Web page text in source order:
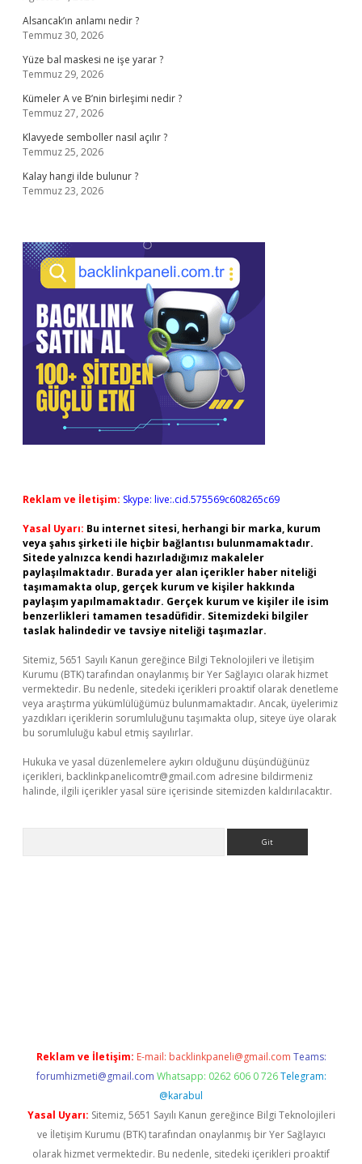
Alsancak’ın anlamı nedir ?
Temmuz 30, 2026
Yüze bal maskesi ne işe yarar ?
Temmuz 29, 2026
Kümeler A ve B’nin birleşimi nedir ?
Temmuz 27, 2026
Klavyede semboller nasıl açılır ?
Temmuz 25, 2026
Kalay hangi ilde bulunur ?
Temmuz 23, 2026
Reklam ve İletişim: Skype: live:.cid.575569c608265c69
Yasal Uyarı: Bu internet sitesi, herhangi bir marka, kurum
veya şahıs şirketi ile hiçbir bağlantısı bulunmamaktadır.
Sitede yalnızca kendi hazırladığımız makaleler
paylaşılmaktadır. Burada yer alan içerikler haber niteliği
taşımamakta olup, gerçek kurum ve kişiler hakkında
paylaşım yapılmamaktadır. Gerçek kurum ve kişiler ile isim
benzerlikleri tamamen tesadüfidir. Sitemizdeki bilgiler
taslak halindedir ve tavsiye niteliği taşımazlar.
Sitemiz, 5651 Sayılı Kanun gereğince Bilgi Teknolojileri ve İletişim
Kurumu (BTK) tarafından onaylanmış bir Yer Sağlayıcı olarak hizmet
vermektedir. Bu nedenle, sitedeki içerikleri proaktif olarak denetleme
veya araştırma yükümlülüğümüz bulunmamaktadır. Ancak, üyelerimiz
yazdıkları içeriklerin sorumluluğunu taşımakta olup, siteye üye olarak
bu sorumluluğu kabul etmiş sayılırlar.
Hukuka ve yasal düzenlemelere aykırı olduğunu düşündüğünüz
içerikleri, backlinkpanelicomtr@gmail.com adresine bildirmeniz
halinde, ilgili içerikler yasal süre içerisinde sitemizden kaldırılacaktır.
Reklam ve İletişim: E-mail: backlinkpaneli@gmail.com Teams:
forumhizmeti@gmail.com Whatsapp: 0262 606 0 726 Telegram:
@karabul
Yasal Uyarı: Sitemiz, 5651 Sayılı Kanun gereğince Bilgi Teknolojileri
ve İletişim Kurumu (BTK) tarafından onaylanmış bir Yer Sağlayıcı
olarak hizmet vermektedir. Bu nedenle, sitedeki içerikleri proaktif